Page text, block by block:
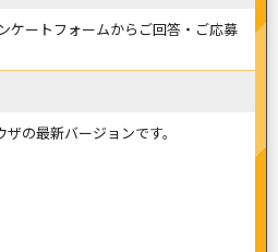
ケートフォームからご回答・ご応募
の最新バージョンです。